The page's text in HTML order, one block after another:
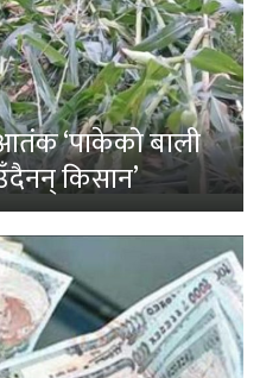
‘पाकेको बाली
किसान’